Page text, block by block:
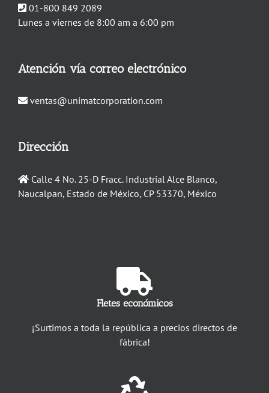
01-800 849 2089
Lunes a viernes de 8:00 am a 6:00 pm
Atención vía correo electrónico
ventas@unimatcorporation.com
Dirección
Calle 4 No. 25-D Fracc. Industrial Alce Blanco,
Naucalpan, Estado de México, CP 53370, México
Fletes económicos
¡Surtimos a toda la república a precios directos de
fábrica!